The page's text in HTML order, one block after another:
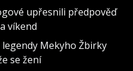
upřesnili předpověď
víkend
legendy Mekyho Žbirky
se žení